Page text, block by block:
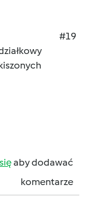
#19
aby dodawać
komentarze